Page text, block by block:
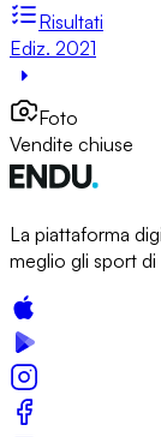
Risultati
Ediz. 2021
Foto
Vendite chiuse
La piattaforma
meglio gli sport